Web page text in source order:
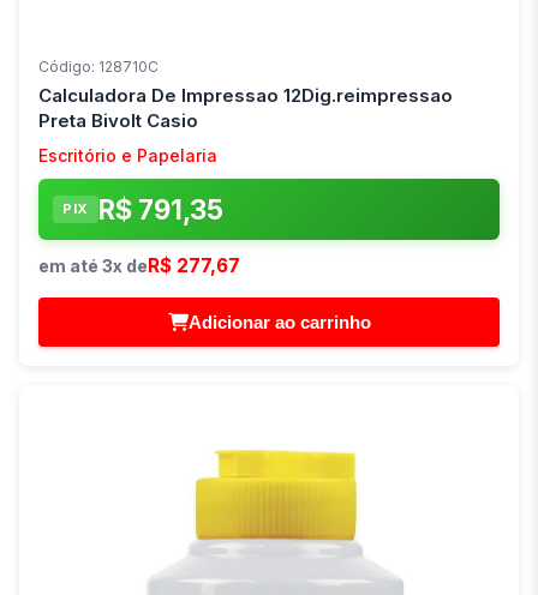
Código: 128710C
Calculadora De Impressao 12Dig.reimpressao
Preta Bivolt Casio
Escritório e Papelaria
PIX R$ 791,35
em até 3x de R$ 277,67
Adicionar ao carrinho